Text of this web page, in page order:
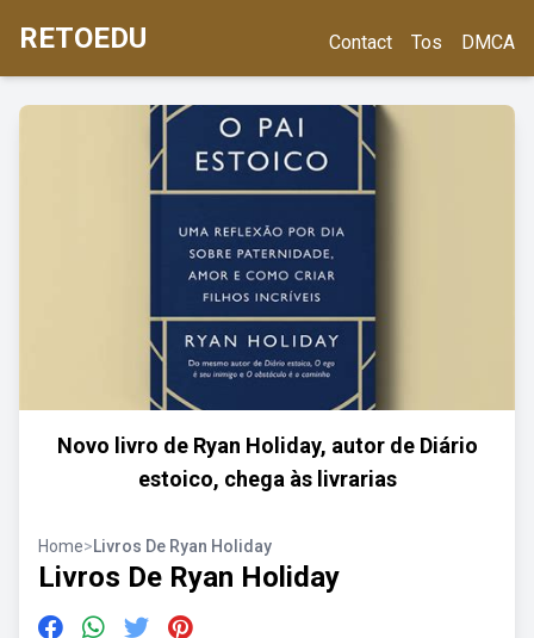
RETOEDU Contact Tos DMCA
Novo livro de Ryan Holiday, autor de Diário
estoico, chega às livrarias
Home>Livros De Ryan Holiday
Livros De Ryan Holiday